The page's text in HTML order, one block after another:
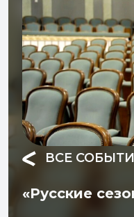
ВСЕ
«Русские